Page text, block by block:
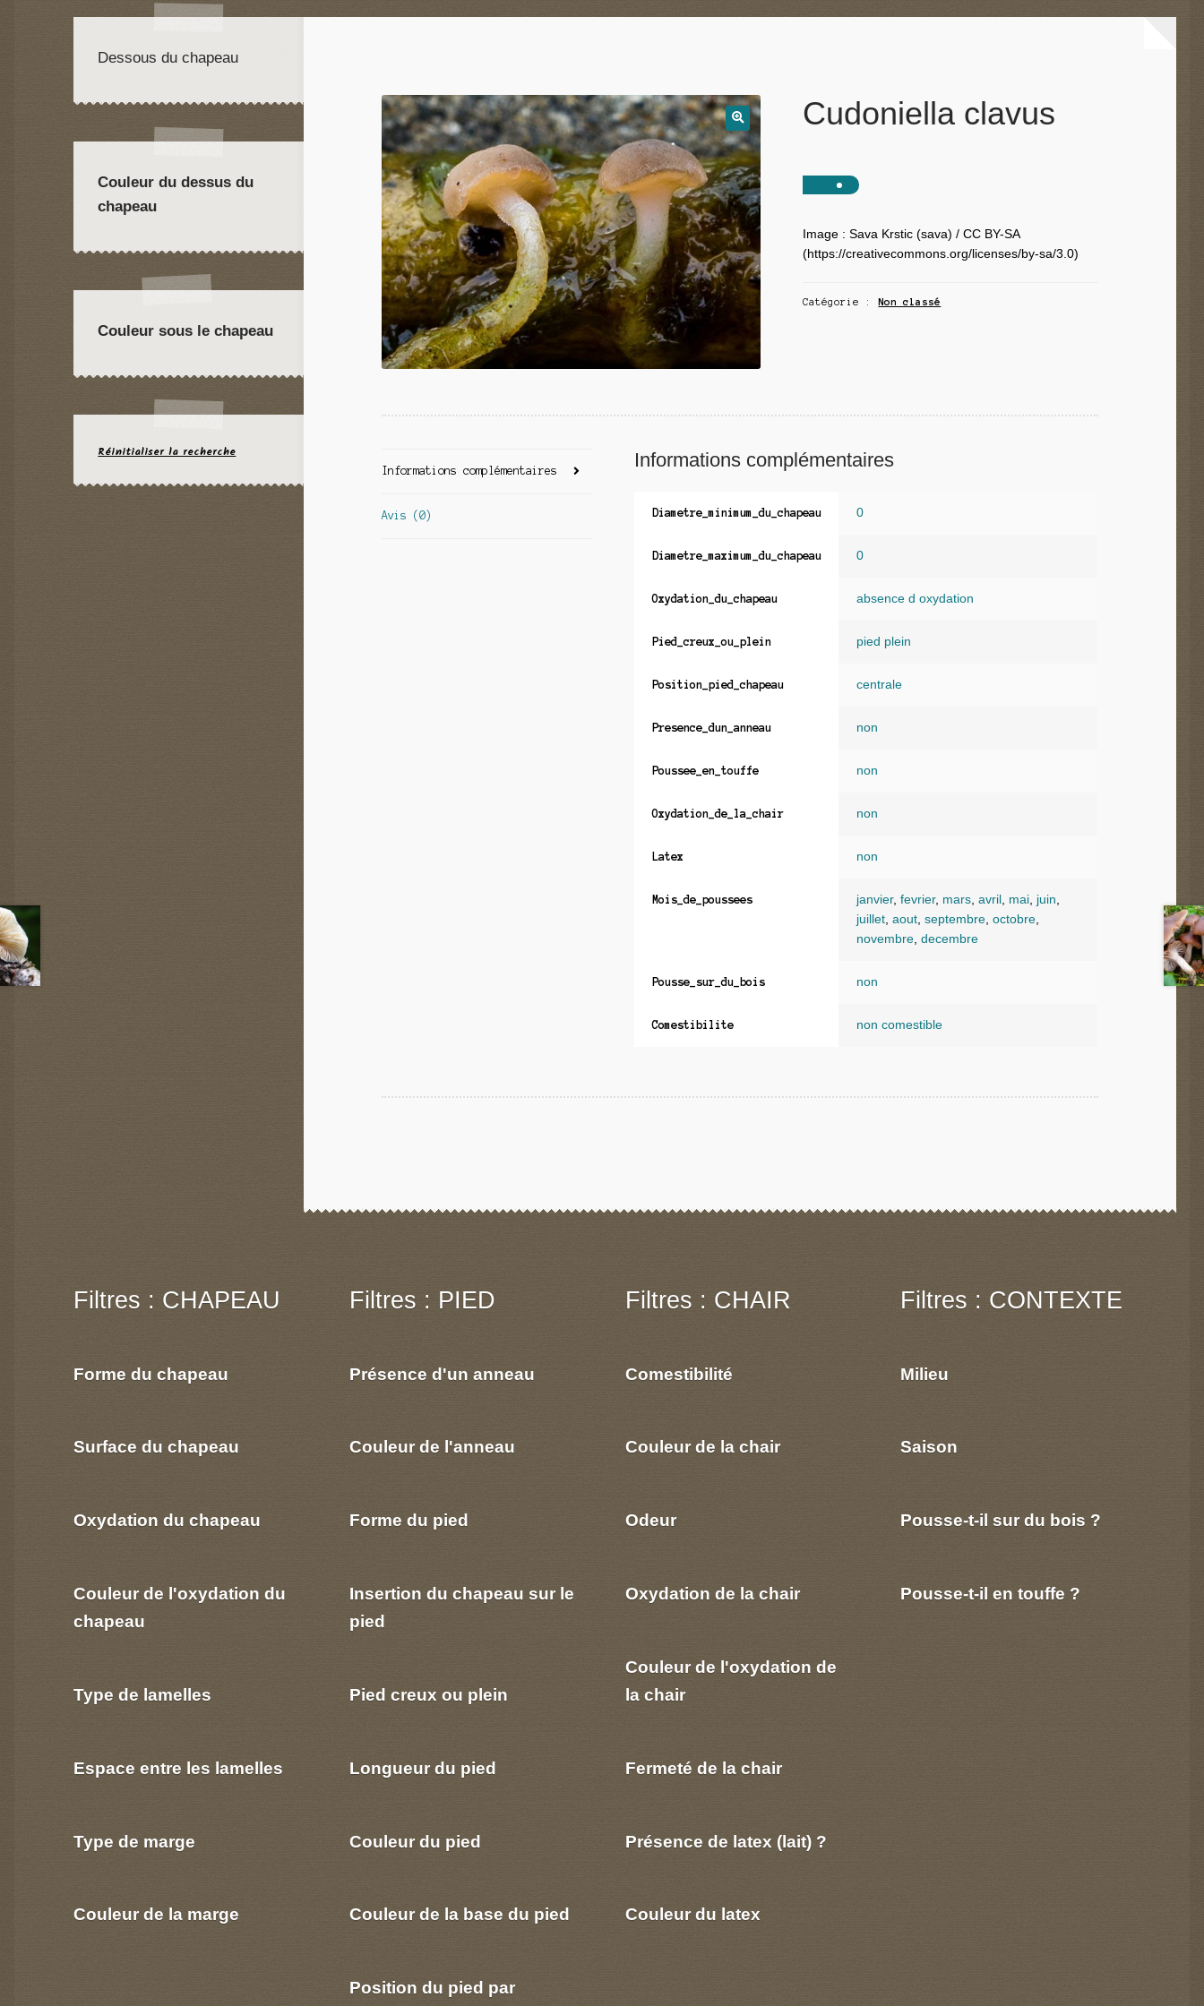
Cudoniella clavus
Image : Sava Krstic (sava) / CC BY-SA
(https://creativecommons.org/licenses/by-sa/3.0)
Catégorie :Non classé
Informations complémentaires
Avis (0)
Informations complémentaires
Diametre_minimum_du_chapeau 0
Diametre_maximum_du_chapeau 0
Oxydation_du_chapeau absence d oxydation
Pied_creux_ou_plein pied plein
Position_pied_chapeau centrale
Presence_dun_anneau non
Poussee_en_touffe non
Oxydation_de_la_chair non
Latex non
Mois_de_poussees janvier, fevrier, mars, avril mai, juin
juillet, aout, septembre, octobre,
novembre, decembre
Pousse_sur_du_bois non
Comestibilite non comestible
Dessous du chapeau
Couleur du dessus du
chapeau
Couleur sous le chapeau
Réinitialiser la recherche
Filtres : CHAPEAU
Forme du chapeau
Surface du chapeau
Oxydation du chapeau
Couleur de l'oxydation du
chapeau
Type de lamelles
Espace entre les lamelles
Type de marge
Couleur de la marge
Filtres : PIED
Présence d'un anneau
Couleur de l'anneau
Forme du pied
Insertion du chapeau sur le
pied
Pied creux ou plein
Longueur du pied
Couleur du pied
Couleur de la base du pied
Position du pied par
Filtres : CHAIR
Comestibilité
Couleur de la chair
Odeur
Oxydation de la chair
Couleur de l'oxydation de
la chair
Fermeté de la chair
Présence de latex (lait) ?
Couleur du latex
Filtres : CONTEXTE
Milieu
Saison
Pousse-t-il sur du bois ?
Pousse-t-il en touffe ?